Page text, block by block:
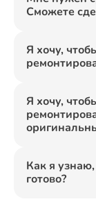
Сможете
Я хочу,
Я хочу,
Как я
готово?